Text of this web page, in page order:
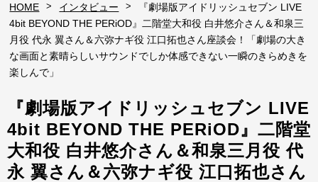
HOME > インタビュー >
『劇場版アイドリッシュセブン LIVE
4bit BEYOND THE PERiOD』二階堂大和役 白井悠介さん＆和泉三
月役 代永 翼さん＆六弥ナギ役 江口拓也さん座談会！「劇場の大き
な画面と素晴らしいサウンドでしか体感できない一瞬のきらめきを
楽しんで」
『劇場版アイドリッシュセブン LIVE
4bit BEYOND THE PERiOD』二階堂
大和役 白井悠介さん＆和泉三月役 代
永 翼さん＆六弥ナギ役 江口拓也さん